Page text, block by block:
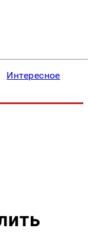
Интересное